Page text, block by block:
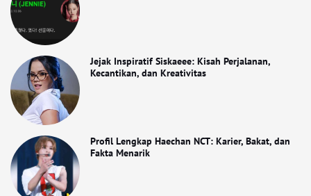
Jejak Inspiratif Siskaeee: Kisah Perjalanan,
Kecantikan, dan Kreativitas
Profil Lengkap Haechan NCT: Karier, Bakat, dan
Fakta Menarik